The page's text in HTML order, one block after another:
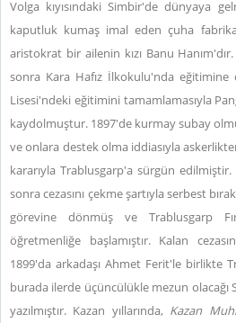
Volga kıyısındaki Simbir'de dünyaya
kaputluk kumaş imal eden çuha
aristokrat bir ailenin kızı Banu
sonra Kara Hafız İlkokulu'nda
Lisesi'ndeki eğitimini tamamlamasıyla
kaydolmuştur. 1897'de kurmay subay
ve onlara destek olma iddiasıyla
kararıyla Trablusgarp'a sürgün
sonra cezasını çekme şartıyla serbest
görevine dönmüş ve Trablusgarp
öğretmenliğe başlamıştır. Kalan
1899'da arkadaşı Ahmet Ferit'le birlikte
burada ilerde üçüncülükle mezun olacağı
yazılmıştır. Kazan yıllarında, Kazan